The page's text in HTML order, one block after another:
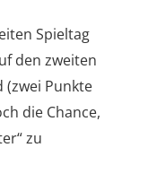
Spieltag
den zweiten
(zwei Punkte
die Chance,
zu